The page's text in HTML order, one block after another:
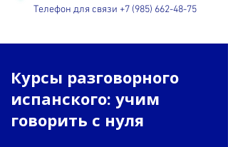
Телефон для связи +7 (985) 662-48-75
Курсы разговорного
испанского: учим
говорить с нуля